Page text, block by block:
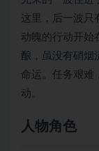
这里，后一波只
动魄的行动开始
酿，虽没有硝烟
命运。任务艰难
动。
人物角色